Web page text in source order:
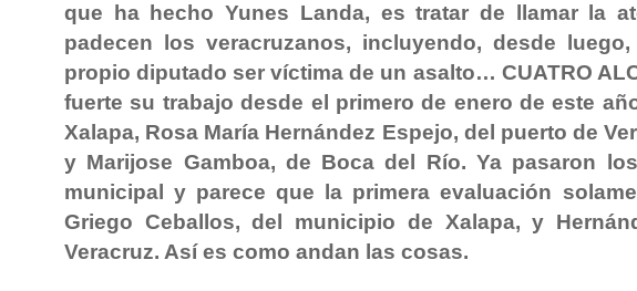
que ha hecho Yunes Landa, es tratar de llamar la
padecen los veracruzanos, incluyendo, desde
propio diputado ser víctima de un asalto… CUATRO
fuerte su trabajo desde el primero de enero de este
Xalapa, Rosa María Hernández Espejo, del puerto de
y Marijose Gamboa, de Boca del Río. Ya pasaron
municipal y parece que la primera evaluación
Griego Ceballos, del municipio de Xalapa, y
Veracruz. Así es como andan las cosas.